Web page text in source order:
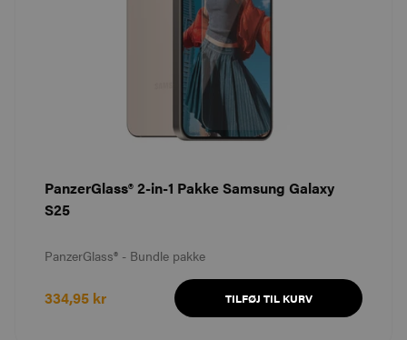
PanzerGlass® 2-in-1 Pakke Samsung Galaxy
S25
PanzerGlass® - Bundle pakke
334,95 kr TILFØJ TIL KURV